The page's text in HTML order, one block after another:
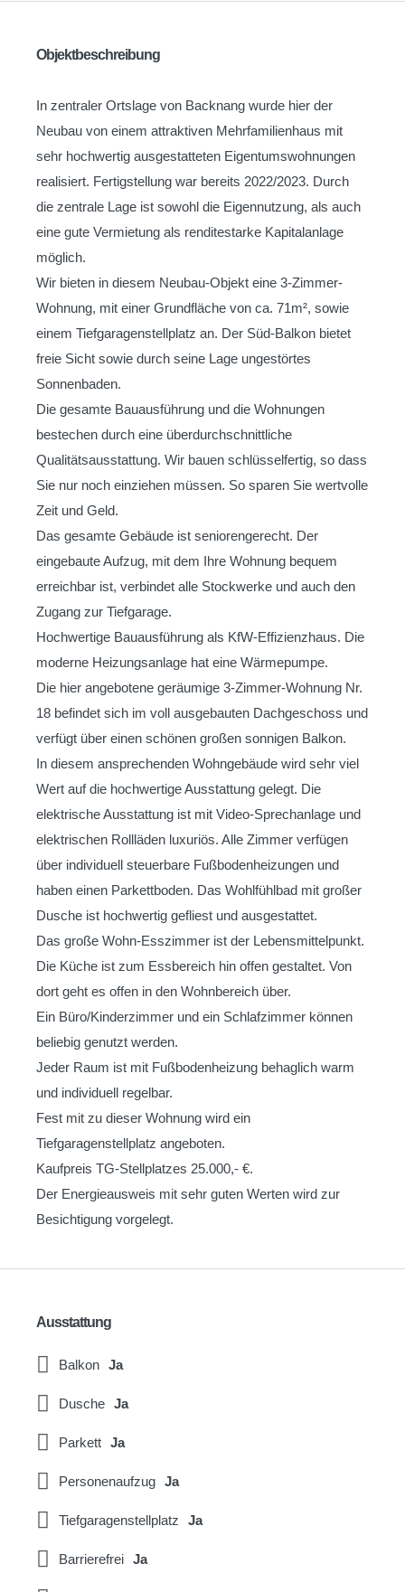
Objektbeschreibung
In zentraler Ortslage von Backnang wurde hier der
Neubau von einem attraktiven Mehrfamilienhaus mit
sehr hochwertig ausgestatteten Eigentumswohnungen
realisiert. Fertigstellung war bereits 2022/2023. Durch
die zentrale Lage ist sowohl die Eigennutzung, als auch
eine gute Vermietung als renditestarke Kapitalanlage
möglich.
Wir bieten in diesem Neubau-Objekt eine 3-Zimmer-
Wohnung, mit einer Grundfläche von ca. 71m², sowie
einem Tiefgaragenstellplatz an. Der Süd-Balkon bietet
freie Sicht sowie durch seine Lage ungestörtes
Sonnenbaden.
Die gesamte Bauausführung und die Wohnungen
bestechen durch eine überdurchschnittliche
Qualitätsausstattung. Wir bauen schlüsselfertig, so dass
Sie nur noch einziehen müssen. So sparen Sie wertvolle
Zeit und Geld.
Das gesamte Gebäude ist seniorengerecht. Der
eingebaute Aufzug, mit dem Ihre Wohnung bequem
erreichbar ist, verbindet alle Stockwerke und auch den
Zugang zur Tiefgarage.
Hochwertige Bauausführung als KfW-Effizienzhaus. Die
moderne Heizungsanlage hat eine Wärmepumpe.
Die hier angebotene geräumige 3-Zimmer-Wohnung Nr.
18 befindet sich im voll ausgebauten Dachgeschoss und
verfügt über einen schönen großen sonnigen Balkon.
In diesem ansprechenden Wohngebäude wird sehr viel
Wert auf die hochwertige Ausstattung gelegt. Die
elektrische Ausstattung ist mit Video-Sprechanlage und
elektrischen Rollläden luxuriös. Alle Zimmer verfügen
über individuell steuerbare Fußbodenheizungen und
haben einen Parkettboden. Das Wohlfühlbad mit großer
Dusche ist hochwertig gefliest und ausgestattet.
Das große Wohn-Esszimmer ist der Lebensmittelpunkt.
Die Küche ist zum Essbereich hin offen gestaltet. Von
dort geht es offen in den Wohnbereich über.
Ein Büro/Kinderzimmer und ein Schlafzimmer können
beliebig genutzt werden.
Jeder Raum ist mit Fußbodenheizung behaglich warm
und individuell regelbar.
Fest mit zu dieser Wohnung wird ein
Tiefgaragenstellplatz angeboten.
Kaufpreis TG-Stellplatzes 25.000,- €.
Der Energieausweis mit sehr guten Werten wird zur
Besichtigung vorgelegt.
Ausstattung
Balkon Ja
Dusche Ja
Parkett Ja
Personenaufzug Ja
Tiefgaragenstellplatz Ja
Barrierefrei Ja